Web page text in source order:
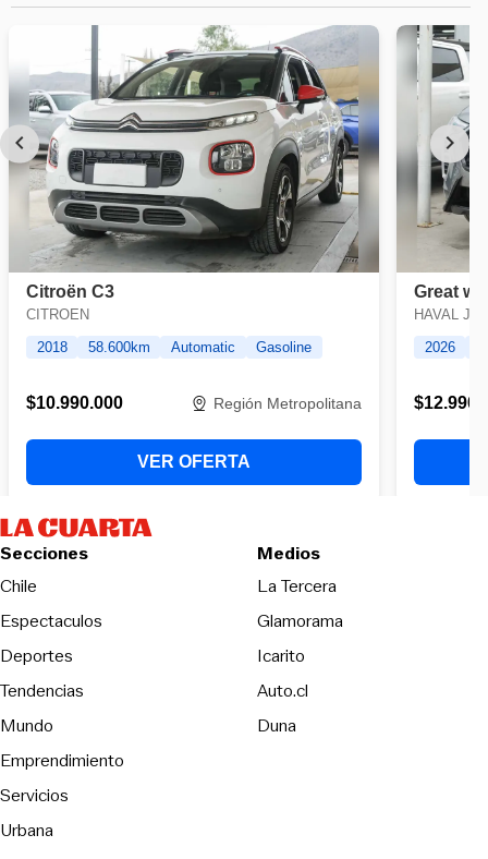
Secciones
Chile
Espectaculos
Deportes
Tendencias
Mundo
Emprendimiento
Servicios
Urbana
Medios
La TerceraOpens in new
Glamorama
Icarito
Auto.cl
DunaOpens in new window